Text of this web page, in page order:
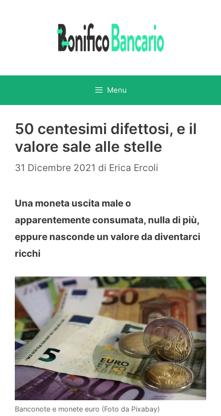
Menu
50 centesimi difettosi, e il
valore sale alle stelle
31 Dicembre 2021 di Erica Ercoli
Una moneta uscita male o
apparentemente consumata, nulla di più,
eppure nasconde un valore da diventarci
ricchi
Banconote e monete euro (Foto da Pixabay)